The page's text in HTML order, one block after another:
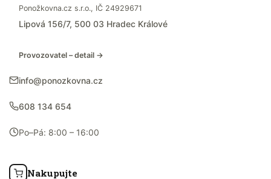
Ponožkovna.cz s.r.o., IČ 24929671
Lipová 156/7, 500 03 Hradec Králové
Provozovatel – detail →
info@ponozkovna.cz
608 134 654
Po–Pá: 8:00 – 16:00
Nakupujte